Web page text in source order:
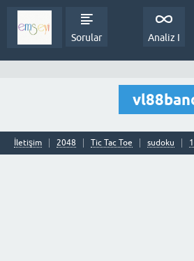
Sorular Analiz I
İletişim 2048 Tic Tac Toe sudoku